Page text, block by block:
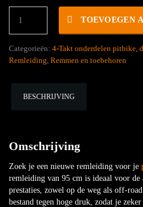
Dirtbike
remleiding
remslang
95cm
TOEVOEGEN
Categorieën: 4-Takt onderdelen pitbike,
Remleiding, Remmen en toebehoren
BESCHRIJVING
Omschrijving
Zoek je een nieuwe remleiding voor je
remleiding van 95 cm is ideaal voor de
prestaties, zowel op de weg als off-
bestand tegen hoge druk, zodat je